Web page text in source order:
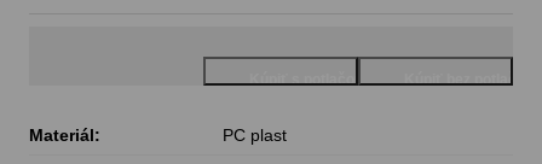
Materiál: PC plast